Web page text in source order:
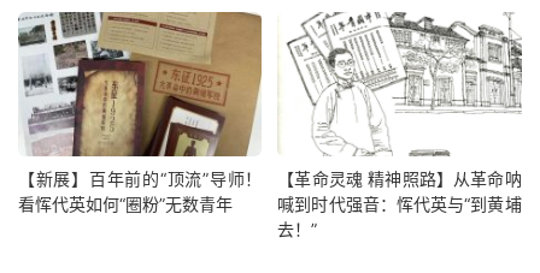
【新展】百年前的“顶流”导师！
看恽代英如何“圈粉”无数青年
【革命灵魂 精神照路】从革命呐
喊到时代强音：恽代英与“到黄埔
去！”